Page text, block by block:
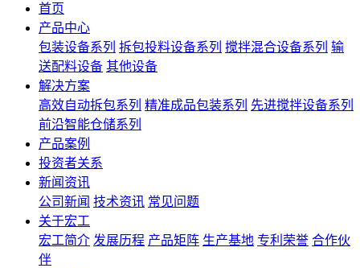
首页
产品中心
包装设备系列 拆包投料设备系列 搅拌混合设备系列 输
送配料设备 其他设备
解决方案
高效自动拆包系列 精准成品包装系列 先进搅拌设备系列
前沿智能仓储系列
产品案例
投资者关系
新闻资讯
公司新闻 技术资讯 常见问题
关于宏工
宏工简介 发展历程 产品矩阵 生产基地 专利荣誉 合作伙
伴